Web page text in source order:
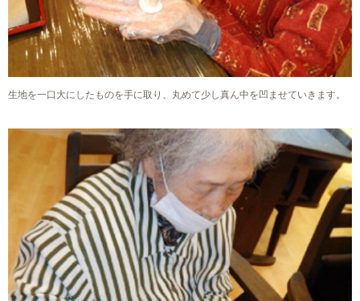
生地を一口大にしたものを手に取り、丸めて少し真ん中を凹ませていきます。